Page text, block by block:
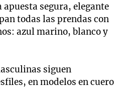
apuesta segura, elegante
todas las prendas con
azul marino, blanco y
siguen
en modelos en cuero